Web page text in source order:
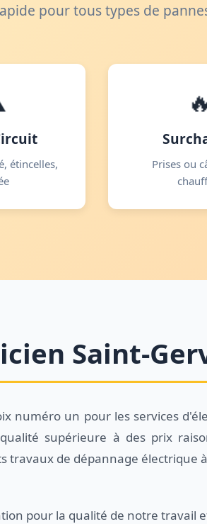
pour tous types de
étincelles,
Prises ou
Saint-
numéro un pour les services
supérieure à des prix
travaux de dépannage électrique
pour la qualité de notre travail